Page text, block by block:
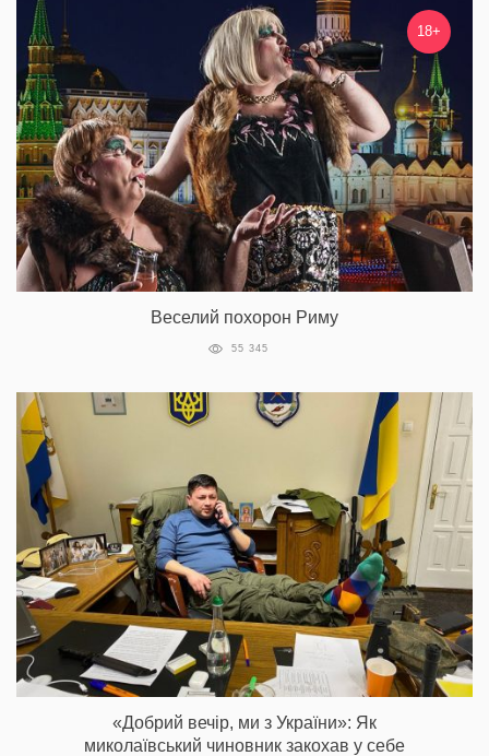
18+
Веселий похорон Риму
55 345
«Добрий вечір, ми з України»: Як
миколаївський чиновник закохав у себе